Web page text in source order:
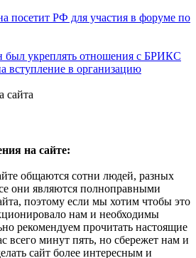
посетит РФ для участия в форуме по
был укреплять отношения с БРИКС
вступление в организацию
сайта
на сайте:
общаются сотни людей, разных
они являются полноправными
поэтому если мы хотим чтобы это
нам и необходимы
рекомендуем прочитать настоящие
всего минут пять, но сбережет нам и
сайт более интересным и